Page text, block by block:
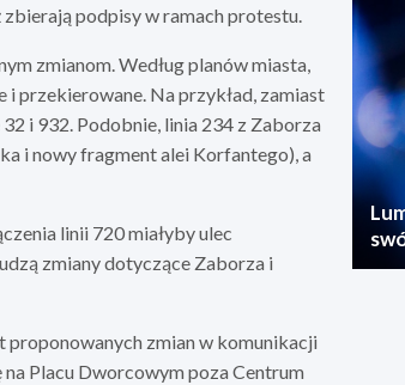
podpisy w ramach protestu.
zmianom. Według planów miasta,
i przekierowane. Na przykład, zamiast
i 932. Podobnie, linia 234 z Zaborza
i nowy fragment alei Korfantego), a
linii 720 miałyby ulec
zmiany dotyczące Zaborza i
proponowanych zmian w komunikacji
Placu Dworcowym poza Centrum